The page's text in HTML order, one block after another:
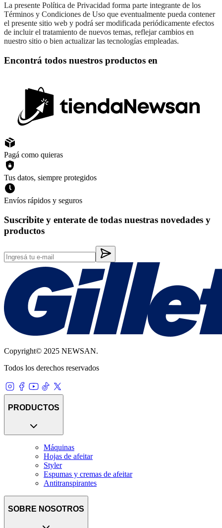
La presente Política de Privacidad forma parte integrante de los
Términos y Condiciones de Uso que eventualmente pueda contener
el presente sitio web y podrá ser modificada periódicamente efectos
de incluir el tratamiento de nuevos temas, reflejar cambios en
nuestro sitio o bien actualizar las tecnologías empleadas.
Encontrá todos nuestros productos en
Pagá como quieras
Tus datos, siempre protegidos
Envíos rápidos y seguros
Suscribite y enterate de todas nuestras novedades y
productos
Copyright© 2025 NEWSAN.
Todos los derechos reservados
PRODUCTOS
Máquinas
Hojas de afeitar
Styler
Espumas y cremas de afeitar
Antitranspirantes
SOBRE NOSOTROS